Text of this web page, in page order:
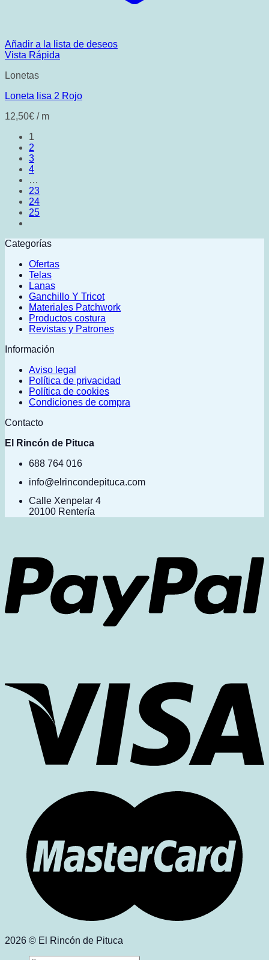
Añadir a la lista de deseos
Vista Rápida
Lonetas
Loneta lisa 2 Rojo
12,50€ / m
1
2
3
4
…
23
24
25
Categorías
Ofertas
Telas
Lanas
Ganchillo Y Tricot
Materiales Patchwork
Productos costura
Revistas y Patrones
Información
Aviso legal
Política de privacidad
Política de cookies
Condiciones de compra
Contacto
El Rincón de Pituca
688 764 016
info@elrincondepituca.com
Calle Xenpelar 4
20100 Rentería
2026 © El Rincón de Pituca